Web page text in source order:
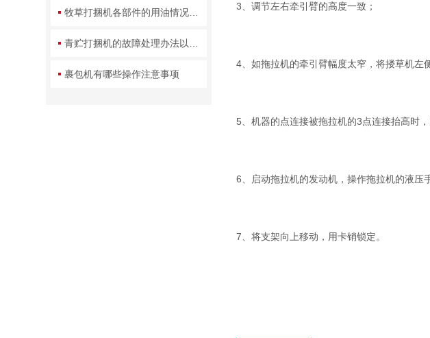
3、调节左右牵引臂的高度一致；
4、如拖拉机的牵引臂幅度太窄，将搂草机左
5、机器的点连接被拖拉机的3点连接抬高时
6、启动拖拉机的发动机，操作拖拉机的液压
7、将支架向上移动，用卡销锁定。
裹包机有哪些操作注意事项